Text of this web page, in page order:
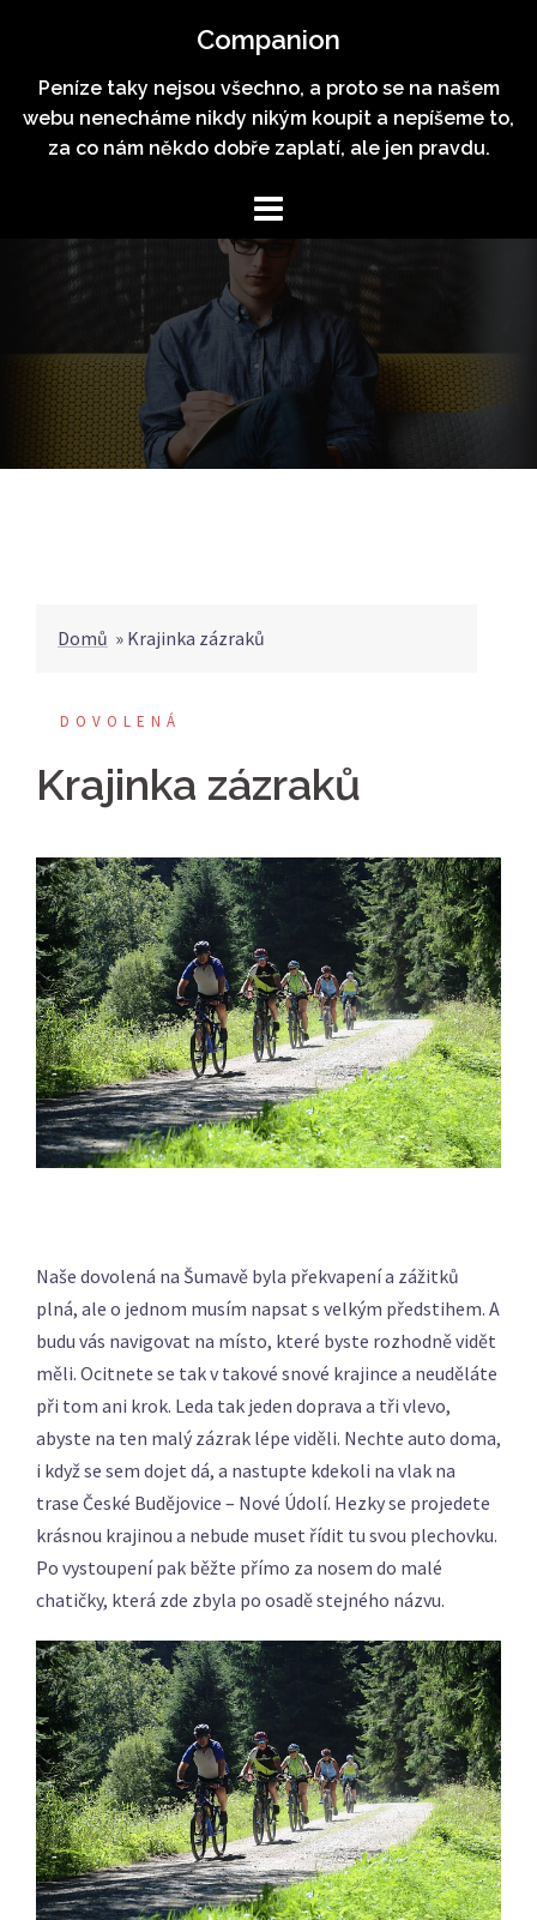
content
Companion
Peníze taky nejsou všechno, a proto se na našem
webu nenecháme nikdy nikým koupit a nepíšeme to,
za co nám někdo dobře zaplatí, ale jen pravdu.
Domů » Krajinka zázraků
DOVOLENÁ
Krajinka zázraků
Naše dovolená na Šumavě byla překvapení a zážitků
plná, ale o jednom musím napsat s velkým předstihem. A
budu vás navigovat na místo, které byste rozhodně vidět
měli. Ocitnete se tak v takové snové krajince a neuděláte
při tom ani krok. Leda tak jeden doprava a tři vlevo,
abyste na ten malý zázrak lépe viděli. Nechte auto doma,
i když se sem dojet dá, a nastupte kdekoli na vlak na
trase České Budějovice – Nové Údolí. Hezky se projedete
krásnou krajinou a nebude muset řídit tu svou plechovku.
Po vystoupení pak běžte přímo za nosem do malé
chatičky, která zde zbyla po osadě stejného názvu.